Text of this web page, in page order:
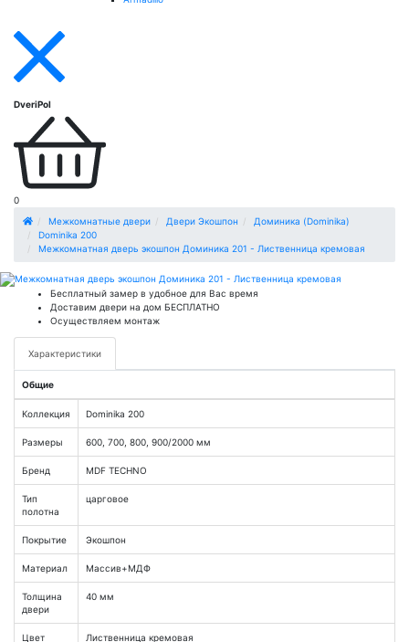
DveriPol
0
Межкомнатные двери
Двери Экошпон
Доминика (Dominika)
Dominika 200
Межкомнатная дверь экошпон Доминика 201 - Лиственница кремовая
Бесплатный замер в удобное для Вас время
Доставим двери на дом БЕСПЛАТНО
Осуществляем монтаж
Характеристики
Общие
Коллекция Dominika 200
Размеры 600, 700, 800, 900/2000 мм
Бренд MDF TECHNO
Тип
полотна
царговое
Покрытие Экошпон
Материал Массив+МДФ
Толщина
двери
40 мм
Цвет Лиственница кремовая